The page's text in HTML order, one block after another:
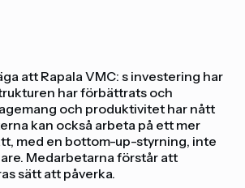
att Rapala VMC: s investering har
har förbättrats och
och produktivitet har nått
kan också arbeta på ett mer
med en bottom-up-styrning, inte
Medarbetarna förstår att
sätt att påverka.